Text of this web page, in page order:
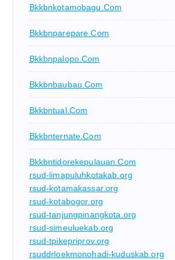
Bkkbnkotamobagu.com
Bkkbnparepare.com
Bkkbnpalopo.com
Bkkbnbaubau.com
Bkkbntual.com
Bkkbnternate.com
Bkkbntidorekepulauan.com
rsud-limapuluhkotakab.org
rsud-kotamakassar.org
rsud-kotabogor.org
rsud-tanjungpinangkota.org
rsud-simeuluekab.org
rsud-tpikepriprov.org
rsuddrloekmonohadi-kuduskab.org